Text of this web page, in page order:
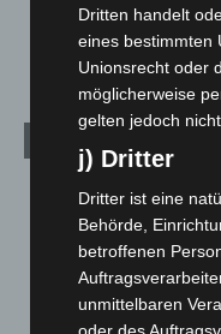
Veranstaltungen
August 2026(10)
Juli 2026(73)
Juni 2026(139)
Mai 2026(99)
Dritten handelt
eines bestimmten
Unionsrecht oder
möglicherweise
gelten jedoch
j) Dritter
Dritter ist eine
Behörde,
betroffenen
unmittelbaren
oder des